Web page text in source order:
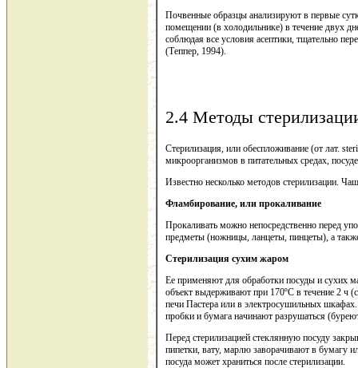
Почвенные образцы анализируют в первые
помещении (в холодильнике) в течение двух
соблюдая все условия асептики, тщательно
(Теппер, 1994).
2.4 Методы
Стерилизация, или обеспложивание (от лат.
микроорганизмов в питательных средах,
Известно несколько методов стерилизации.
Фламбирование, или прокаливание
Прокаливать можно непосредственно перед
предметы (ножницы, ланцеты, пинцеты), а
Стерилизация сухим жаром
Ее применяют для обработки посуды и сухих
объект выдерживают при 170ºС в течение 2 ч
печи Пастера или в электросушильных
пробки и бумага начинают разрушаться
Перед стерилизацией стеклянную посуду
пипетки, вату, марлю заворачивают в бумагу
посуда может храниться после стерилизации.